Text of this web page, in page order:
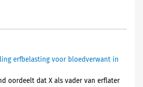
erfbelasting voor bloedverwant in
oordeelt dat X als vader van erflater